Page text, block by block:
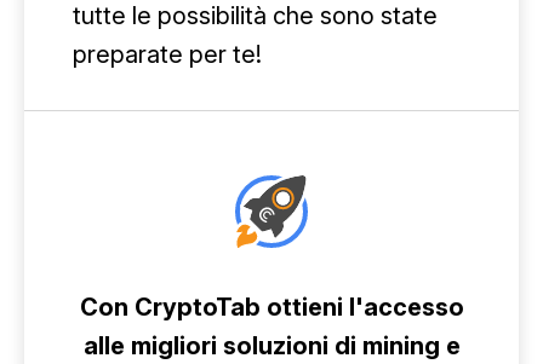
tutte le possibilità che sono state
preparate per te!
Con CryptoTab ottieni l'accesso
alle migliori soluzioni di mining e